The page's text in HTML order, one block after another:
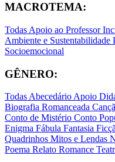
MACROTEMA:
Todas Apoio ao Professor
Ambiente e Sustentabilidade
Socioemocional
GÊNERO:
TodasAbecedárioApoio
Biografia Romanceada
Conto de Mistério Conto
Enigma Fábula Fantasia
Quadrinhos Mitos e Lendas
Poema Relato Romance